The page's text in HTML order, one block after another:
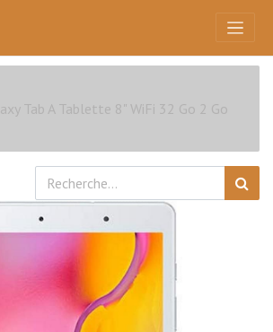
Tab A Tablette 8" WiFi 32 Go 2 Go